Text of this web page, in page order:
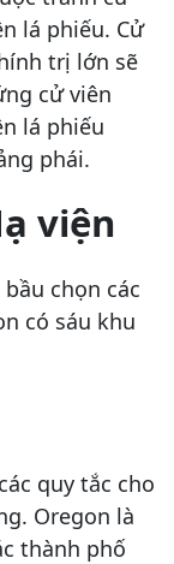
lá phiếu. Cử
trị lớn sẽ
cử viên
lá phiếu
phái.
viện
chọn các
có sáu khu
quy tắc cho
Oregon là
thành phố